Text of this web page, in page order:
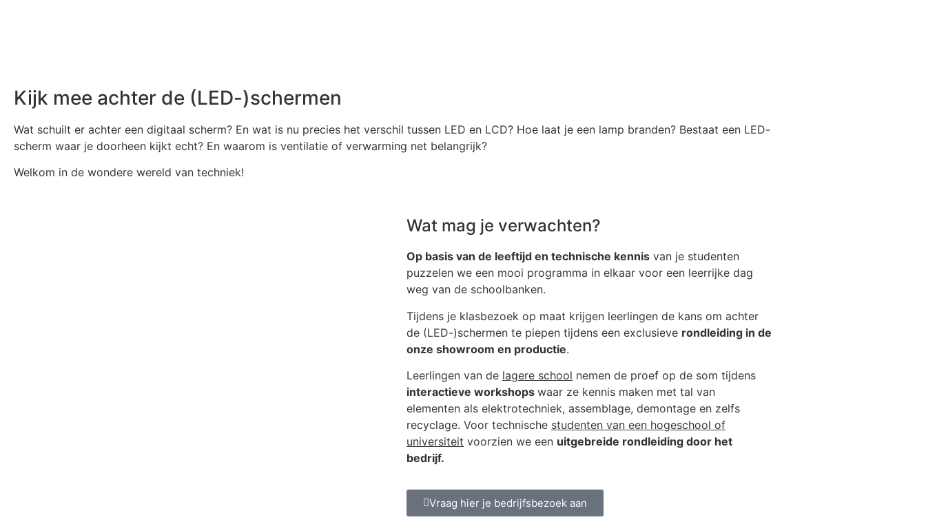
Kijk mee achter de (LED-)schermen
Wat schuilt er achter een digitaal scherm? En wat is nu precies het verschil tussen LED en LCD? Hoe laat je een lamp branden? Bestaat een LED-
scherm waar je doorheen kijkt echt? En waarom is ventilatie of verwarming net belangrijk?
Welkom in de wondere wereld van techniek!
Wat mag je verwachten?
Op basis van de leeftijd en technische kennis van je studenten
puzzelen we een mooi programma in elkaar voor een leerrijke dag
weg van de schoolbanken.
Tijdens je klasbezoek op maat krijgen leerlingen de kans om achter
de (LED-)schermen te piepen tijdens een exclusieve rondleiding in de
onze showroom en productie.
Leerlingen van de lagere school nemen de proef op de som tijdens
interactieve workshops waar ze kennis maken met tal van
elementen als elektrotechniek, assemblage, demontage en zelfs
recyclage. Voor technische studenten van een hogeschool of
universiteit voorzien we een uitgebreide rondleiding door het
bedrijf.
Vraag hier je bedrijfsbezoek aan